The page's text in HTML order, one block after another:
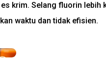
krim. Selang fluorin
waktu dan tidak efisien.